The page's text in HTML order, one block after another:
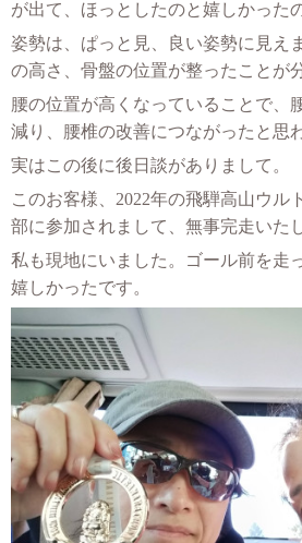
が出て、ほっとしたのと嬉しかった
姿勢は、ぱっと見、良い姿勢に見え
の高さ、骨盤の位置が整ったことが
腰の位置が高くなっていることで、
減り、腰椎の改善につながったと思
実はこの後に後日談がありまして。
このお客様、2022年の飛騨高山ウル
部に参加されまして、無事完走いた
私も現地にいました。ゴール前を走
嬉しかったです。